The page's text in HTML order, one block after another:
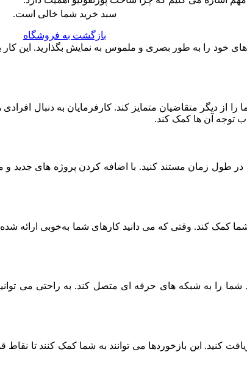
سبد خرید شما خالی است.
بازگشت به فروشگاه
خود را به‌ طور بصری و ملموس به نمایش بگذارید. این
از دیگر متقاضیان متمایز کند. کارفرمایان به دنبال
توجه آن‌ ها کمک کند.
طول زمان مستند کنید. با اضافه کردن پروژه‌ های جدید و
کمک کند. وقتی که می‌ دانید کارهای شما به‌خوبی ارائه
شما را به شبکه‌ های حرفه‌ ای متصل کند. به‌ راحتی می‌
دریافت کنید. این بازخوردها می‌ توانند به شما کمک کنند تا